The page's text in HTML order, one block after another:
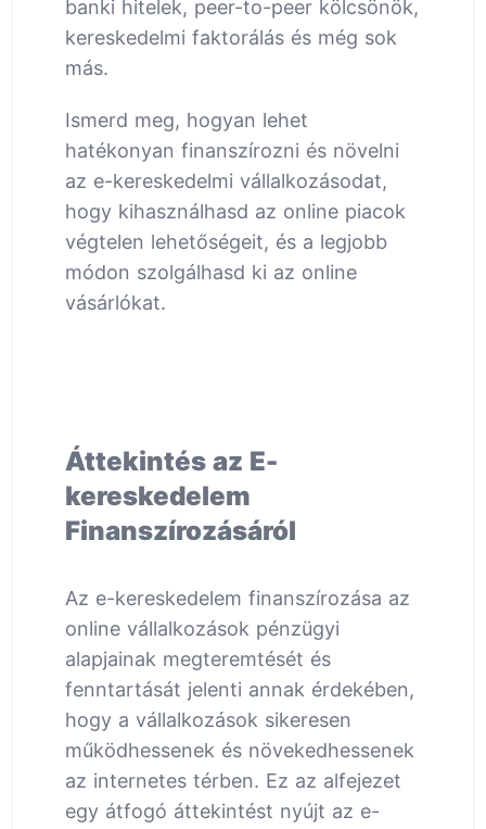
banki hitelek, peer-to-peer kölcsönök,
kereskedelmi faktorálás és még sok
más.
Ismerd meg, hogyan lehet
hatékonyan finanszírozni és növelni
az e-kereskedelmi vállalkozásodat,
hogy kihasználhasd az online piacok
végtelen lehetőségeit, és a legjobb
módon szolgálhasd ki az online
vásárlókat.
Áttekintés az E-
kereskedelem
Finanszírozásáról
Az e-kereskedelem finanszírozása az
online vállalkozások pénzügyi
alapjainak megteremtését és
fenntartását jelenti annak érdekében,
hogy a vállalkozások sikeresen
működhessenek és növekedhessenek
az internetes térben. Ez az alfejezet
egy átfogó áttekintést nyújt az e-